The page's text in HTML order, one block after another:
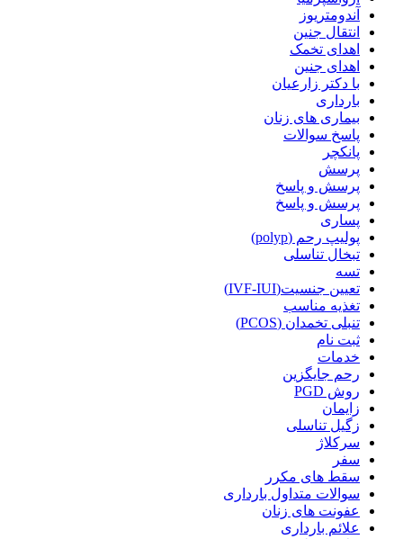
آندومتریوز
انتقال جنین
اهدای تخمک
اهدای جنین
با دکتر زارعیان
بارداری
بیماری های زنان
پاسخ سوالات
پانکچر
پرسش
پرسش و پاسخ
پرسش و پاسخ
پساری
پولیپ رحم (polyp)
تبخال تناسلی
تسه
تعیین جنسیت(IVF-IUI)
تغذیه مناسب
تنبلی تخمدان (PCOS)
ثبت نام
خدمات
رحم جایگزین
روش PGD
زایمان
زگیل تناسلی
سرکلاژ
سفر
سقط های مکرر
سوالات متداول بارداری
عفونت های زنان
علائم بارداری